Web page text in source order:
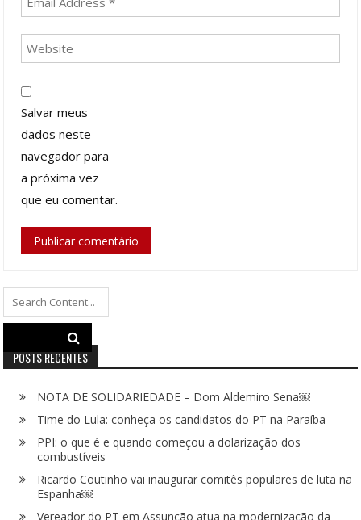
Salvar meus
dados neste
navegador para
a próxima vez
que eu comentar.
Search
for:
POSTS RECENTES
NOTA DE SOLIDARIEDADE – Dom Aldemiro Sena￼
Time do Lula: conheça os candidatos do PT na Paraíba
PPI: o que é e quando começou a dolarização dos
combustíveis
Ricardo Coutinho vai inaugurar comitês populares de luta na
Espanha￼
Vereador do PT em Assunção atua na modernização da